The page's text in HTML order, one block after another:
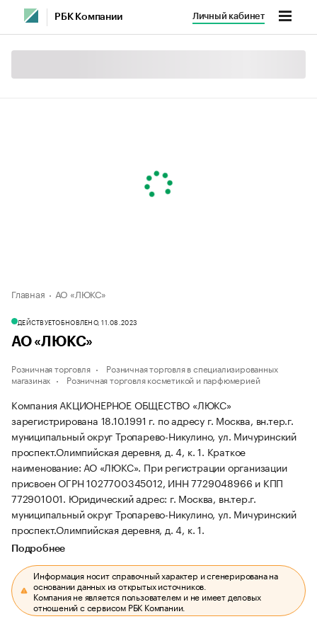
РБК Компании Личный кабинет
Главная АО «ЛЮКС»
ДЕЙСТВУЕТОБНОВЛЕНО, 11.08.2023
АО «ЛЮКС»
Розничная торговля
Розничная торговля в специализированных
магазинах
Розничная торговля косметикой и парфюмерией
Компания АКЦИОНЕРНОЕ ОБЩЕСТВО «ЛЮКС»
зарегистрирована 18.10.1991 г. по адресу г. Москва, вн.тер.г.
муниципальный округ Тропарево-Никулино, ул. Мичуринский
проспект.Олимпийская деревня, д. 4, к. 1. Краткое
наименование: АО «ЛЮКС». При регистрации организации
присвоен ОГРН 1027700345012, ИНН 7729048966 и КПП
772901001. Юридический адрес: г. Москва, вн.тер.г.
муниципальный округ Тропарево-Никулино, ул. Мичуринский
проспект.Олимпийская деревня, д. 4, к. 1.
Подробнее
Информация носит справочный характер и сгенерирована на
основании данных из открытых источников.
Компания не является пользователем и не имеет деловых
отношений с сервисом РБК Компании.